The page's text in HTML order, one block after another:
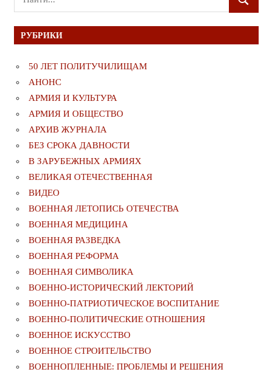
для:
ПОИСК
РУБРИКИ
50 ЛЕТ ПОЛИТУЧИЛИЩАМ
АНОНС
АРМИЯ И КУЛЬТУРА
АРМИЯ И ОБЩЕСТВО
АРХИВ ЖУРНАЛА
БЕЗ СРОКА ДАВНОСТИ
В ЗАРУБЕЖНЫХ АРМИЯХ
ВЕЛИКАЯ ОТЕЧЕСТВЕННАЯ
ВИДЕО
ВОЕННАЯ ЛЕТОПИСЬ ОТЕЧЕСТВА
ВОЕННАЯ МЕДИЦИНА
ВОЕННАЯ РАЗВЕДКА
ВОЕННАЯ РЕФОРМА
ВОЕННАЯ СИМВОЛИКА
ВОЕННО-ИСТОРИЧЕСКИЙ ЛЕКТОРИЙ
ВОЕННО-ПАТРИОТИЧЕСКОЕ ВОСПИТАНИЕ
ВОЕННО-ПОЛИТИЧЕСКИE ОТНОШЕНИЯ
ВОЕННОЕ ИСКУССТВО
ВОЕННОЕ СТРОИТЕЛЬСТВО
ВОЕННОПЛЕННЫЕ: ПРОБЛЕМЫ И РЕШЕНИЯ